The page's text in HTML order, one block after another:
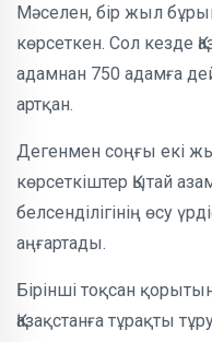
Мәселен, бір жыл
көрсеткен. Сол кезде
адамнан 750 адамға
артқан.
Дегенмен соңғы екі
көрсеткіштер Қытай
белсенділігінің өсу
аңғартады.
Бірінші тоқсан
Қазақстанға тұрақты